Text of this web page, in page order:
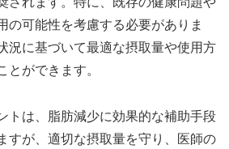
の可能性を考慮する必要がありま
況に基づいて最適な摂取量や使用方
とができます。
トは、脂肪減少に効果的な補助手段
すが、適切な摂取量を守り、医師の